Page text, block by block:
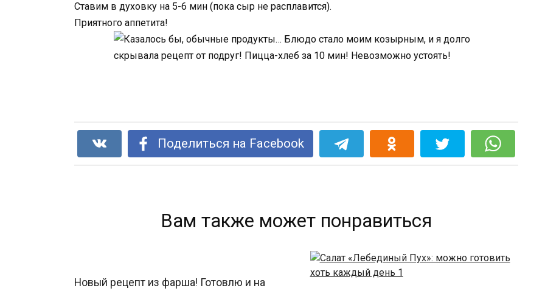
Ставим в духовку на 5-6 мин (пока сыр не расплавится).
Приятного аппетита!
Поделиться на Facebook
Вам также может понравиться
Новый рецепт из фарша! Готовлю и на